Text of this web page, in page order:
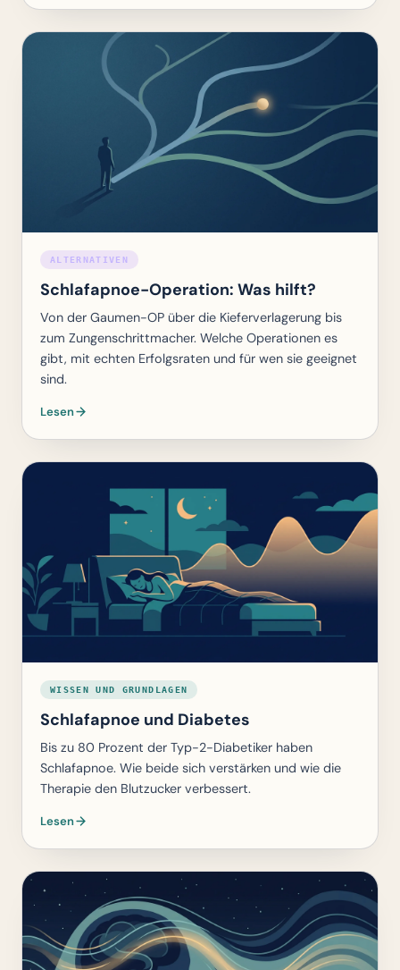
ALTERNATIVEN
Schlafapnoe-Operation: Was hilft?
Von der Gaumen-OP über die Kieferverlagerung bis
zum Zungenschrittmacher. Welche Operationen es
gibt, mit echten Erfolgsraten und für wen sie geeignet
sind.
Lesen
WISSEN UND GRUNDLAGEN
Schlafapnoe und Diabetes
Bis zu 80 Prozent der Typ-2-Diabetiker haben
Schlafapnoe. Wie beide sich verstärken und wie die
Therapie den Blutzucker verbessert.
Lesen